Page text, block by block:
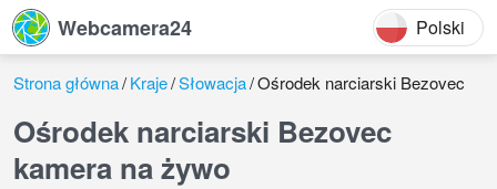
Webcamera24 Polski
Strona główna Kraje Słowacja Ośrodek narciarski Bezovec
Ośrodek narciarski Bezovec
kamera na żywo